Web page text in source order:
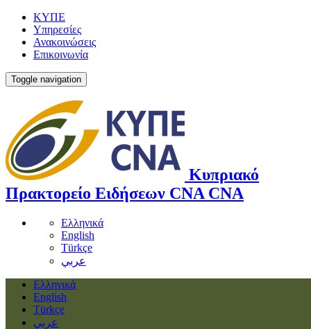
ΚΥΠΕ
Υπηρεσίες
Ανακοινώσεις
Επικοινωνία
Toggle navigation
Κυπριακό
Πρακτορείο Ειδήσεων CNA CNA
Ελληνικά
English
Türkçe
عربي
Ελληνικά
English
Türkçe
عربي